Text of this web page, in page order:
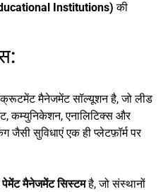
Institutions) की
मैनेजमेंट सॉल्यूशन है, जो लीड
कम्युनिकेशन, एनालिटिक्स और
सुविधाएं एक ही प्लेटफ़ॉर्म पर
मैनेजमेंट सिस्टमहै, जो संस्थानों